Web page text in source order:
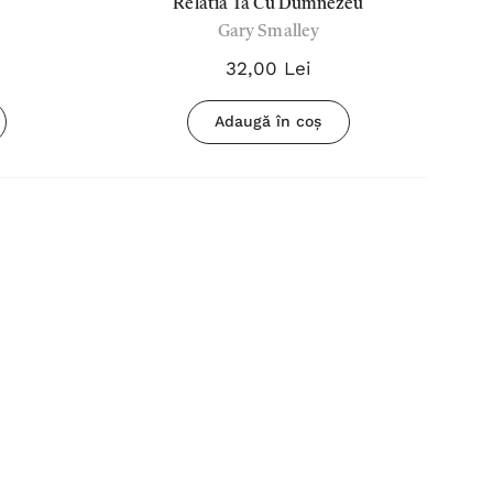
Relatia Ta Cu Dumnezeu
Gary Smalley
32,00 Lei
Adaugă în coș